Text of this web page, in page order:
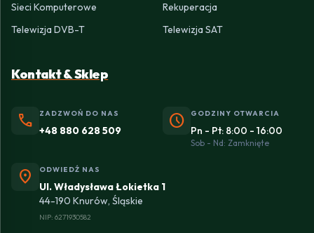
Sieci Komputerowe
Rekuperacja
Telewizja DVB-T
Telewizja SAT
Kontakt & Sklep
phone ZADZWOŃ DO NAS
+48 880 628 509 schedule GODZINY OTWARCIA
Pn - Pt: 8:00 - 16:00
Sob - Nd: Zamknięte
location_on ODWIEDŹ NAS
Ul. Władysława Łokietka 1
44-190 Knurów, Śląskie
NIP: 6271930582